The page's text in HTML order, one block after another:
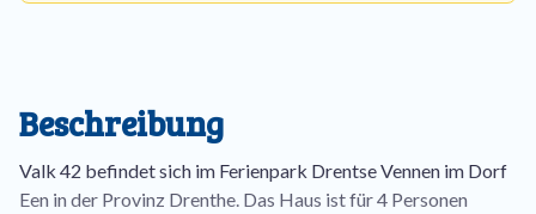
Beschreibung
Valk 42 befindet sich im Ferienpark Drentse Vennen im Dorf
Een in der Provinz Drenthe. Das Haus ist für 4 Personen